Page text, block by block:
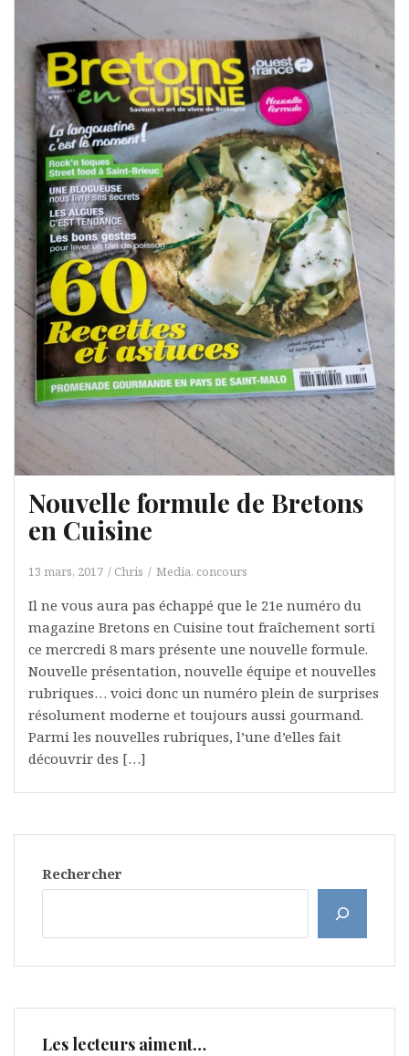
Nouvelle formule de Bretons
en Cuisine
13 mars, 2017 Chris Media, concours
Il ne vous aura pas échappé que le 21e numéro du
magazine Bretons en Cuisine tout fraîchement sorti
ce mercredi 8 mars présente une nouvelle formule.
Nouvelle présentation, nouvelle équipe et nouvelles
rubriques… voici donc un numéro plein de surprises
résolument moderne et toujours aussi gourmand.
Parmi les nouvelles rubriques, l’une d’elles fait
découvrir des […]
Rechercher
Les lecteurs aiment…